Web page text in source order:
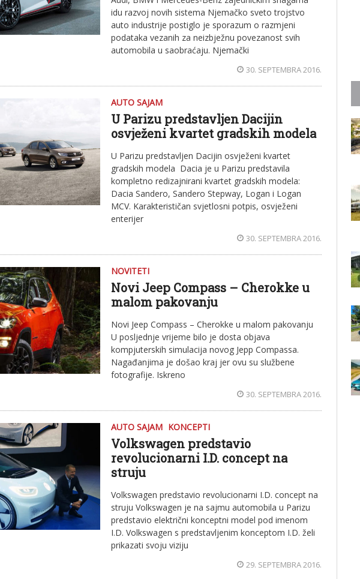
idu razvoj novih sistema Njemačko sveto trojstvo
auto industrije postiglo je sporazum o razmjeni
podataka vezanih za neizbježnu povezanost svih
automobila u saobraćaju. Njemački
30. SEPTEMBRA 2016.
AUTO SAJAM
U Parizu predstavljen Dacijin
osvježeni kvartet gradskih modela
U Parizu predstavljen Dacijin osvježeni kvartet
gradskih modela Dacia je u Parizu predstavila
kompletno redizajnirani kvartet gradskih modela:
Dacia Sandero, Sandero Stepway, Logan i Logan
MCV. Karakterističan svjetlosni potpis, osvježeni
enterijer
30. SEPTEMBRA 2016.
NOVITETI
Novi Jeep Compass – Cherokke u
malom pakovanju
Novi Jeep Compass – Cherokke u malom pakovanju
U posljednje vrijeme bilo je dosta objava
kompjuterskih simulacija novog Jepp Compassa.
Nagađanjima je došao kraj jer ovu su službene
fotografije. Iskreno
30. SEPTEMBRA 2016.
AUTO SAJAM KONCEPTI
Volkswagen predstavio
revolucionarni I.D. concept na
struju
Volkswagen predstavio revolucionarni I.D. concept na
struju Volkswagen je na sajmu automobila u Parizu
predstavio električni konceptni model pod imenom
I.D. Volkswagen s predstavljenim konceptom I.D. želi
prikazati svoju viziju
29. SEPTEMBRA 2016.